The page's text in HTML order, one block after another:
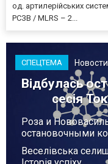
од. артилерійських
РСЗВ / MLRS – 2...
СПЕЦТЕМА
Відбулась
сесія
Роза и
остановочными
Веселівська